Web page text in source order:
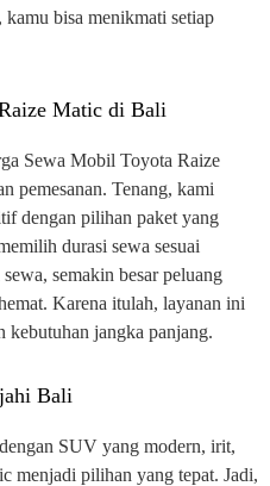
bisa menikmati setiap
Matic di Bali
Sewa Mobil Toyota Raize
pemesanan. Tenang, kami
dengan pilihan paket yang
durasi sewa sesuai
semakin besar peluang
Karena itulah, layanan ini
kebutuhan jangka panjang.
Bali
SUV yang modern, irit,
menjadi pilihan yang tepat. Jadi,